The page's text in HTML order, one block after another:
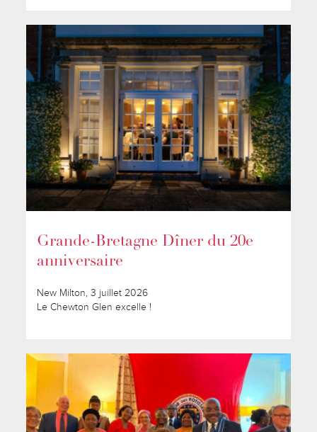
Grande-Bretagne Dîner du 20e
anniversaire
New Milton, 3 juillet 2026
Le Chewton Glen excelle !